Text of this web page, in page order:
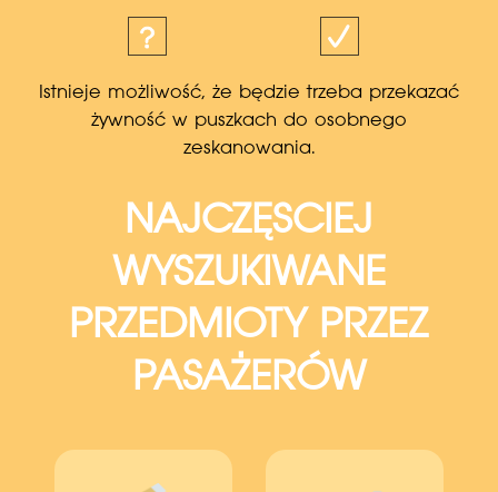
żywność w puszkach do osobnego
zeskanowania.
NAJCZĘSCIEJ
WYSZUKIWANE
PRZEDMIOTY PRZEZ
PASAŻERÓW